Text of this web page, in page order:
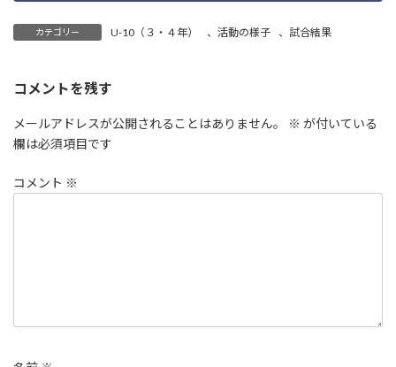
カテゴリー U-10（３・４年） 、 活動の様子 、試合結果
コメントを残す
メールアドレスが公開されることはありません。 ※ が付いている
欄は必須項目です
コメント ※